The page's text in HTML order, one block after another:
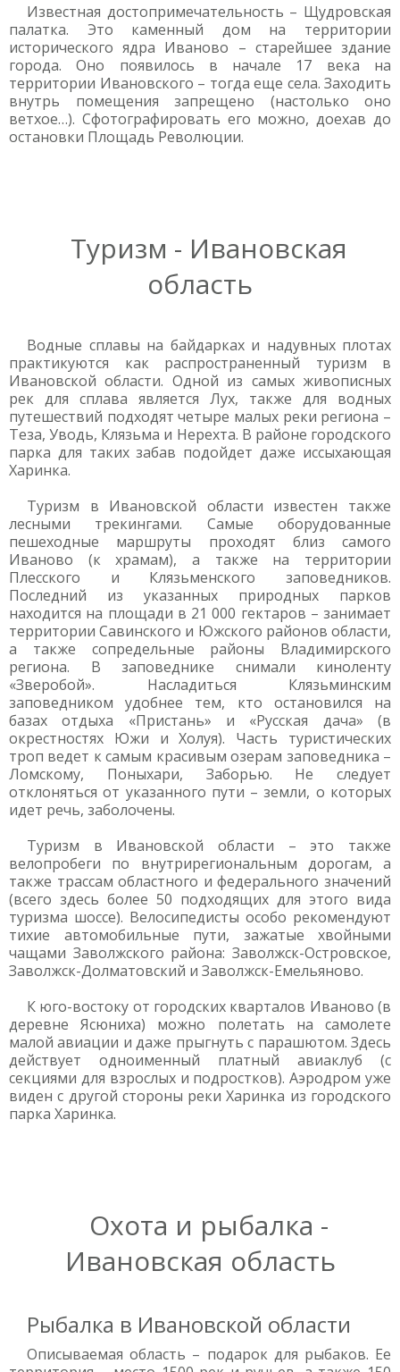
Известная достопримечательность – Щудровская
палатка. Это каменный дом на территории
исторического ядра Иваново – старейшее здание
города. Оно появилось в начале 17 века на
территории Ивановского – тогда еще села. Заходить
внутрь помещения запрещено (настолько оно
ветхое…). Сфотографировать его можно, доехав до
остановки Площадь Революции.
Туризм - Ивановская
область
Водные сплавы на байдарках и надувных плотах
практикуются как распространенный туризм в
Ивановской области. Одной из самых живописных
рек для сплава является Лух, также для водных
путешествий подходят четыре малых реки региона –
Теза, Уводь, Клязьма и Нерехта. В районе городского
парка для таких забав подойдет даже иссыхающая
Харинка.
Туризм в Ивановской области известен также
лесными трекингами. Самые оборудованные
пешеходные маршруты проходят близ самого
Иваново (к храмам), а также на территории
Плесского и Клязьменского заповедников.
Последний из указанных природных парков
находится на площади в 21 000 гектаров – занимает
территории Савинского и Южского районов области,
а также сопредельные районы Владимирского
региона. В заповеднике снимали киноленту
«Зверобой». Насладиться Клязьминским
заповедником удобнее тем, кто остановился на
базах отдыха «Пристань» и «Русская дача» (в
окрестностях Южи и Холуя). Часть туристических
троп ведет к самым красивым озерам заповедника –
Ломскому, Поныхари, Заборью. Не следует
отклоняться от указанного пути – земли, о которых
идет речь, заболочены.
Туризм в Ивановской области – это также
велопробеги по внутрирегиональным дорогам, а
также трассам областного и федерального значений
(всего здесь более 50 подходящих для этого вида
туризма шоссе). Велосипедисты особо рекомендуют
тихие автомобильные пути, зажатые хвойными
чащами Заволжского района: Заволжск-Островское,
Заволжск-Долматовский и Заволжск-Емельяново.
К юго-востоку от городских кварталов Иваново (в
деревне Ясюниха) можно полетать на самолете
малой авиации и даже прыгнуть с парашютом. Здесь
действует одноименный платный авиаклуб (с
секциями для взрослых и подростков). Аэродром уже
виден с другой стороны реки Харинка из городского
парка Харинка.
Охота и рыбалка -
Ивановская область
Рыбалка в Ивановской области
Описываемая область – подарок для рыбаков. Ее